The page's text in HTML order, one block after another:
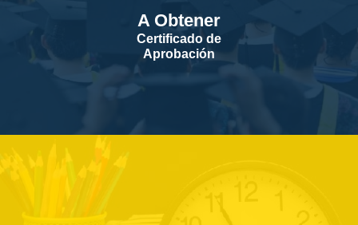
A Obtener
Certificado de
Aprobación